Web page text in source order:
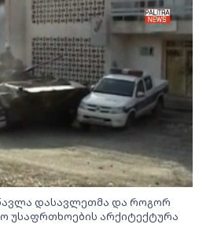
დასავლეთმა და როგორ
უსაფრთხოების არქიტექტურა